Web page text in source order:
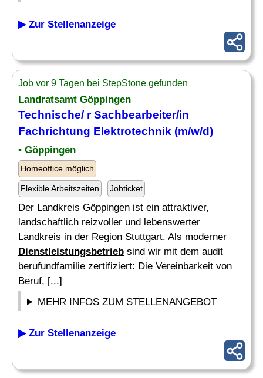
▶ Zur Stellenanzeige
Job vor 9 Tagen bei StepStone gefunden
Landratsamt Göppingen
Technische/ r Sachbearbeiter/in
Fachrichtung Elektrotechnik (m/w/d)
• Göppingen
Homeoffice möglich
Flexible Arbeitszeiten Jobticket
Der Landkreis Göppingen ist ein attraktiver,
landschaftlich reizvoller und lebenswerter
Landkreis in der Region Stuttgart. Als moderner
Dienstleistungsbetrieb sind wir mit dem audit
berufundfamilie zertifiziert: Die Vereinbarkeit von
Beruf, [...]
MEHR INFOS ZUM STELLENANGEBOT
▶ Zur Stellenanzeige